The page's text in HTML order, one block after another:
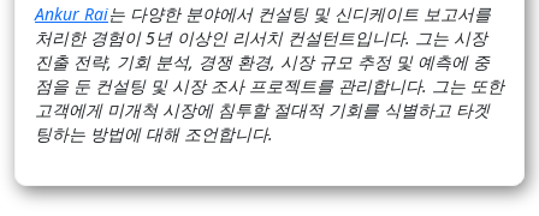
Ankur Rai는 다양한 분야에서 컨설팅 및 신디케이트 보고서를
처리한 경험이 5년 이상인 리서치 컨설턴트입니다. 그는 시장
진출 전략, 기회 분석, 경쟁 환경, 시장 규모 추정 및 예측에 중
점을 둔 컨설팅 및 시장 조사 프로젝트를 관리합니다. 그는 또한
고객에게 미개척 시장에 침투할 절대적 기회를 식별하고 타겟
팅하는 방법에 대해 조언합니다.